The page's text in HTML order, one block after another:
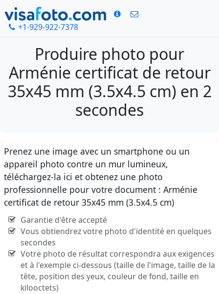
+1-929-922-7378
Produire photo pour
Arménie certificat de retour
35x45 mm (3.5x4.5 cm) en 2
secondes
Prenez une image avec un smartphone ou un
appareil photo contre un mur lumineux,
téléchargez-la ici et obtenez une photo
professionnelle pour votre document : Arménie
certificat de retour 35x45 mm (3.5x4.5 cm)
Garantie d'être accepté
Vous obtiendrez votre photo d'identité en quelques
secondes
Votre photo de résultat correspondra aux exigences
et à l'exemple ci-dessous (taille de l'image, taille de la
tête, position des yeux, couleur de fond, taille en
kilooctets)